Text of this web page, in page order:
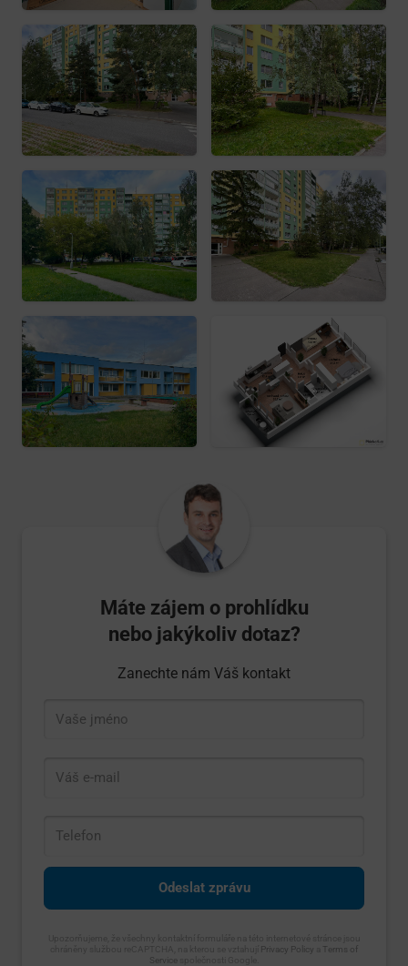
Máte zájem o prohlídku
nebo jakýkoliv dotaz?
Zanechte nám Váš kontakt
Privacy Policy
Terms of
Servicespolečnosti Google.